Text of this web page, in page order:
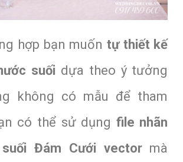
hợp bạn muốn tự thiết kế
suối dựa theo ý tưởng
không có mẫu để tham
có thể sử dụng file nhãn
Đám Cưới vector mà